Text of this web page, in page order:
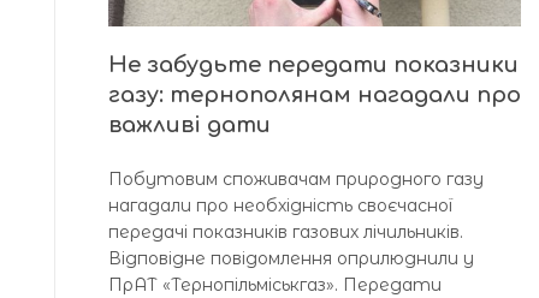
Не забудьте передати показники
газу: тернополянам нагадали про
важливі дати
Побутовим споживачам природного газу
нагадали про необхідність своєчасної
передачі показників газових лічильників.
Відповідне повідомлення оприлюднили у
ПрАТ «Тернопільміськгаз». Передати